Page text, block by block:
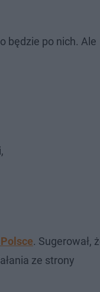
będzie po nich. Ale
. Sugerował,
ze strony